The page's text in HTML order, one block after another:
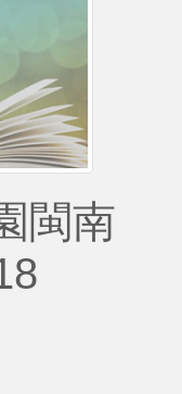
閩南